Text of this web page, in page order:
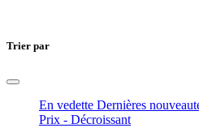
Trier par
En vedette Dernières
Prix - Décroissant